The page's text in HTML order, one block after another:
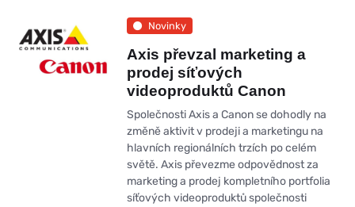
Novinky
Axis převzal marketing a
prodej síťových
videoproduktů Canon
Společnosti Axis a Canon se dohodly na
změně aktivit v prodeji a marketingu na
hlavních regionálních trzích po celém
světě. Axis převezme odpovědnost za
marketing a prodej kompletního portfolia
síťových videoproduktů společnosti